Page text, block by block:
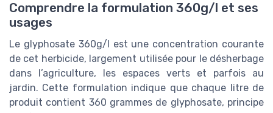
Comprendre la formulation 360g/l et ses
usages
Le glyphosate 360g/l est une concentration courante
de cet herbicide, largement utilisée pour le désherbage
dans l’agriculture, les espaces verts et parfois au
jardin. Cette formulation indique que chaque litre de
produit contient 360 grammes de glyphosate, principe